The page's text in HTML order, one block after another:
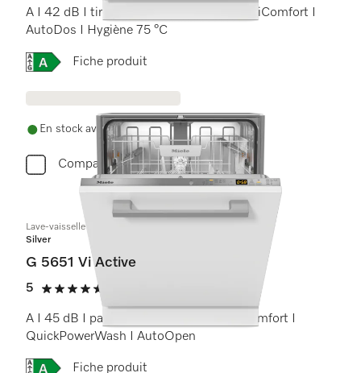
A I 42 dB I tiroir à couverts I paniers MaxiComfort I
AutoDos I Hygiène 75 °C
Online Label Flag, Étiquette énergétique
Fiche produit
En stock avec livraison gratuite
Comparer
Lave-vaisselle totalement intégrable
Silver
G 5651 Vi Active
5
5 étoiles sur 5
A I 45 dB I panier à couverts I paniers Comfort I
QuickPowerWash I AutoOpen
Online Label Flag, Étiquette énergétique
Fiche produit